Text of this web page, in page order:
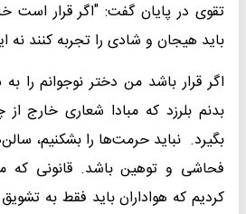
تقوی در پایان گفت: "اگر قرار است
باید هیجان و شادی را تجربه کنند نه
اگر قرار باشد من دختر نوجوانم را
بدنم بلرزد که مبادا شعاری خارج
بگیرد. نباید حرمت‌ها را بشکنیم،
فحاشی و توهین باشد. قانونی که
کردیم که هواداران باید فقط به